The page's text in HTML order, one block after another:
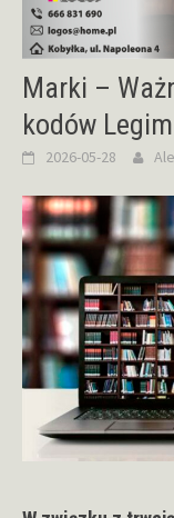
Marki –
kodów
2026-05-28